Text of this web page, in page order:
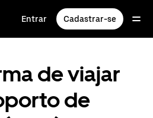
Entrar Cadastrar-se
de viajar
de